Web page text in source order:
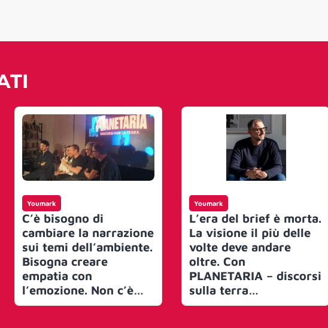
Youmark
C’è bisogno di
cambiare la narrazione
sui temi dell’ambiente.
Bisogna creare
empatia con
l’emozione. Non c’è
niente di più potente
Youmark
L’era del brief è morta.
La visione il più delle
volte deve andare
oltre. Con
PLANETARIA – discorsi
sulla terra
SuperHumans crea una